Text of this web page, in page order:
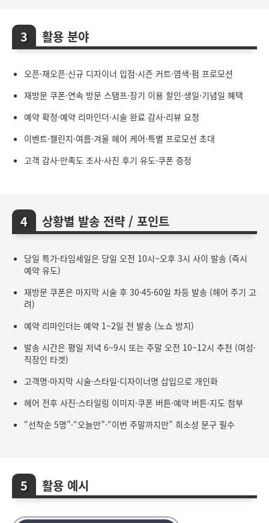
활용 분야
오픈·재오픈·신규 디자이너 입점·시즌 커트·염색·펌 프로모션
재방문 쿠폰·연속 방문 스탬프·장기 이용 할인·생일·기념일 혜택
예약 확정·예약 리마인더·시술 완료 감사·리뷰 요청
이벤트·챌린지·여름·겨울 헤어 케어·특별 프로모션 초대
고객 감사·만족도 조사·사진 후기 유도·쿠폰 증정
상황별 발송 전략 / 포인트
당일 특가·타임세일은 당일 오전 10시~오후 3시 사이 발송 (즉시
예약 유도)
재방문 쿠폰은 마지막 시술 후 30·45·60일 차등 발송 (헤어 주기 고
려)
예약 리마인더는 예약 1~2일 전 발송 (노쇼 방지)
발송 시간은 평일 저녁 6~9시 또는 주말 오전 10~12시 추천 (여성·
직장인 타겟)
고객명·마지막 시술·스타일·디자이너명 삽입으로 개인화
헤어 전후 사진·스타일링 이미지·쿠폰 버튼·예약 버튼·지도 첨부
“선착순 5명”·“오늘만”·“이번 주말까지만” 희소성 문구 필수
활용 예시